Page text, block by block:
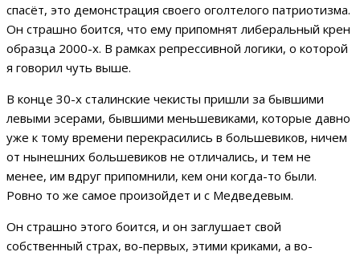
спасёт, это демонстрация своего оголтелого патриотизма.
Он страшно боится, что ему припомнят либеральный крен
образца 2000-х. В рамках репрессивной логики, о которой
я говорил чуть выше.
В конце 30-х сталинские чекисты пришли за бывшими
левыми эсерами, бывшими меньшевиками, которые давно
уже к тому времени перекрасились в большевиков, ничем
от нынешних большевиков не отличались, и тем не
менее, им вдруг припомнили, кем они когда-то были.
Ровно то же самое произойдет и с Медведевым.
Он страшно этого боится, и он заглушает свой
собственный страх, во-первых, этими криками, а во-